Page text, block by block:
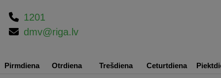
1201
dmv@riga.lv
Pirmdiena Otrdiena Trešdiena Ceturtdiena